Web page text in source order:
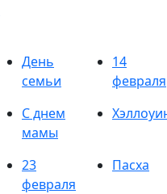
День
семьи
14
февраля
С днем
мамы
23
февраля
Пасха